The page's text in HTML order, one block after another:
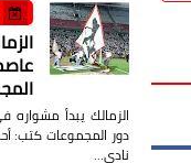
الزمالك يبدأ
دور المجموعات كتب:
نادي…